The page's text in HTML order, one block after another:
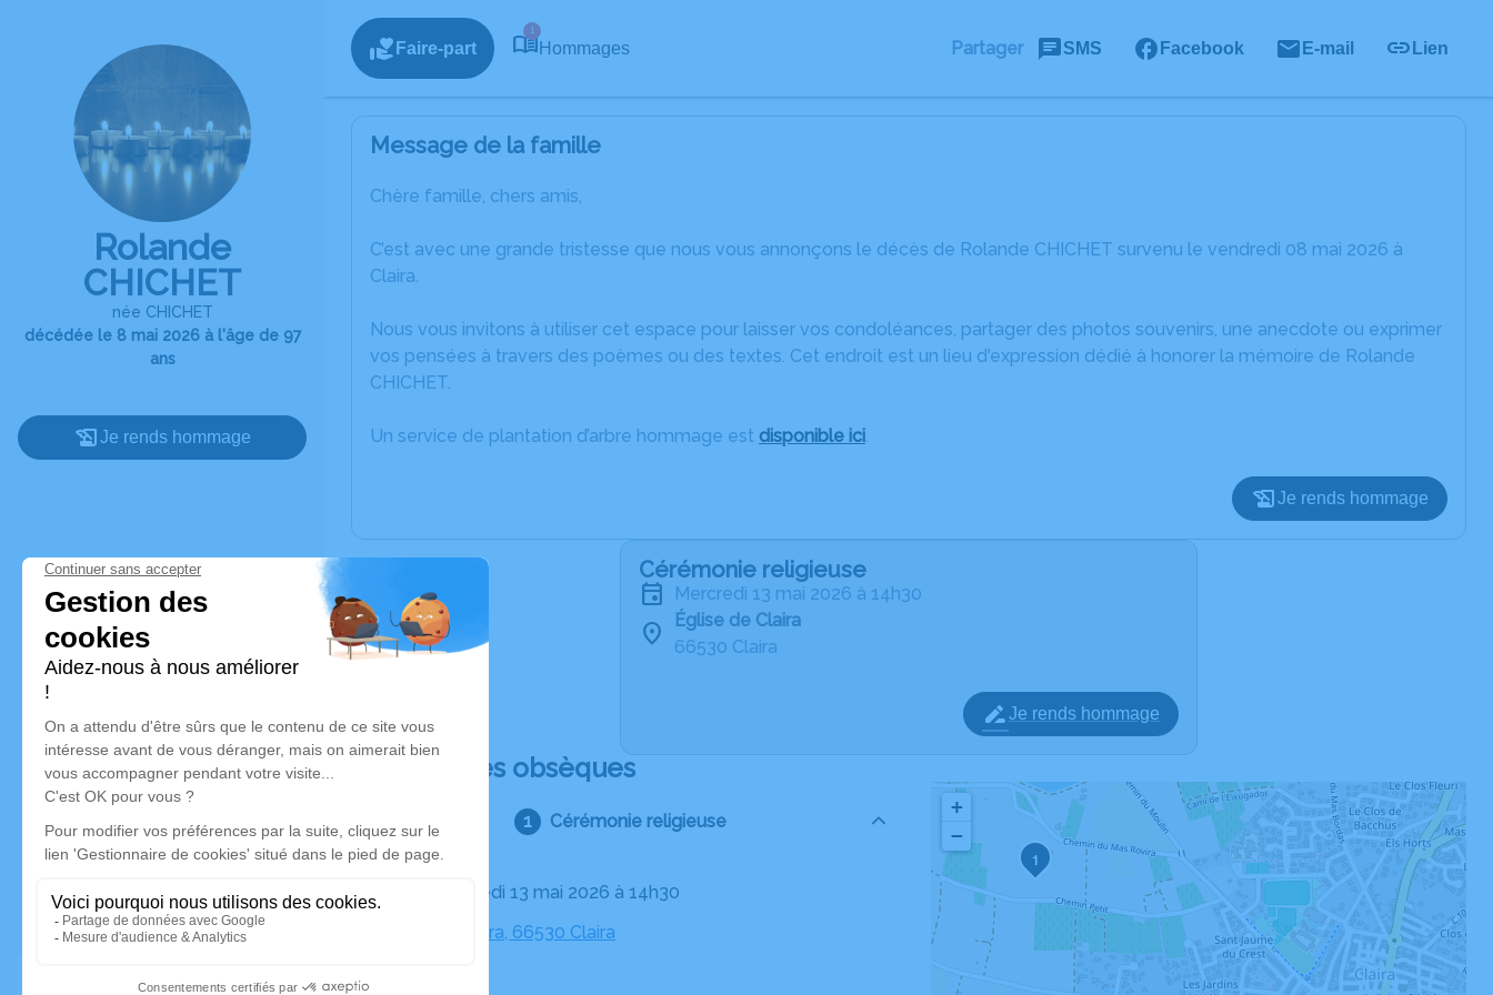
Rolande
CHICHET
née CHICHET
décédée le 8 mai 2026 à l'âge de 97
ans
Je rends hommage
Faire-part
1
Hommages Partager SMS Facebook E-mail Lien
Message de la famille
Chère famille, chers amis,
C’est avec une grande tristesse que nous vous annonçons le décès de Rolande CHICHET survenu le vendredi 08 mai 2026 à
Claira.
Nous vous invitons à utiliser cet espace pour laisser vos condoléances, partager des photos souvenirs, une anecdote ou exprimer
vos pensées à travers des poèmes ou des textes. Cet endroit est un lieu d'expression dédié à honorer la mémoire de Rolande
CHICHET.
Un service de plantation d’arbre hommage est disponible ici.
Je rends hommage
Cérémonie religieuse
mercredi 13 mai 2026 à 14h30
Église de Claira
66530 Claira
Je rends hommage
Déroulé des obsèques
Cérémonie religieuse
Le mercredi 13 mai 2026 à 14h30
Église Claira, 66530 Claira
1
+
−